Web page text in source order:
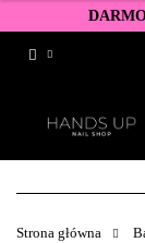
Strona główna